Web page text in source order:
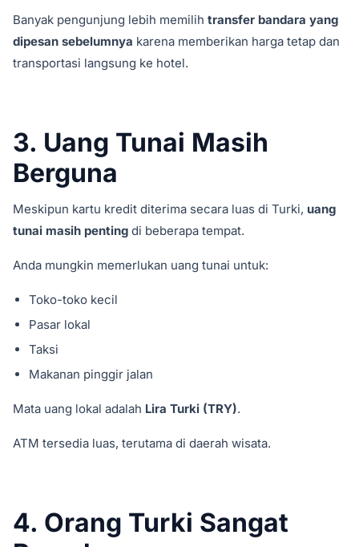
Banyak pengunjung lebih memilih transfer bandara yang
dipesan sebelumnya karena memberikan harga tetap dan
transportasi langsung ke hotel.
3. Uang Tunai Masih
Berguna
Meskipun kartu kredit diterima secara luas di Turki, uang
tunai masih penting di beberapa tempat.
Anda mungkin memerlukan uang tunai untuk:
Toko-toko kecil
Pasar lokal
Taksi
Makanan pinggir jalan
Mata uang lokal adalah Lira Turki (TRY).
ATM tersedia luas, terutama di daerah wisata.
4. Orang Turki Sangat